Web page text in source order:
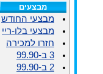
מבצעים
מבצעי החודש
מבצעי בלו-ריי
חזרו למכירה
3 ב-99.90
2 ב-99.90